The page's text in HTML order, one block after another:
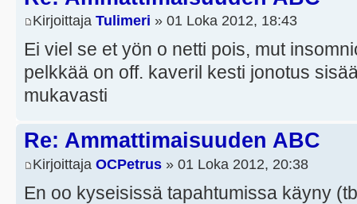
Kirjoittaja Tulimeri » 01 Loka 2012, 18:43
Ei viel se et yön o netti pois, mut
pelkkää on off. kaveril kesti jonotus
mukavasti
Re: Ammattimaisuuden ABC
Kirjoittaja OCPetrus » 01 Loka 2012, 20:38
En oo kyseisissä tapahtumissa käyny